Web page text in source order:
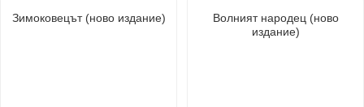
Зимоковецът (ново издание)
Волният народец (ново
издание)